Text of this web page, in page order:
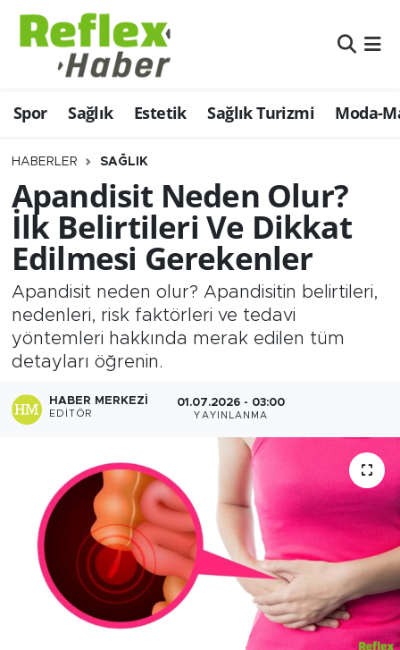
Spor Sağlık Estetik Sağlık Turizmi Moda-
HABERLER SAĞLIK
Apandisit Neden Olur?
İlk Belirtileri Ve Dikkat
Edilmesi Gerekenler
Apandisit neden olur? Apandisitin belirtileri,
nedenleri, risk faktörleri ve tedavi
yöntemleri hakkında merak edilen tüm
detayları öğrenin.
HABER MERKEZI
EDITÖR
01.07.2026 - 03:00
YAYINLANMA
Eğitim
Estetik
Firmalardan
Güncel
İş ve Ekonomi
Moda-Magazin-Eğlence
Sağlık
Spor
Teknoloji
Nöbetçi Eczaneler
Hava Durumu
Namaz Vakitleri
Trafik Durumu
Şampiyonlar Ligi Puan Durumu ve Fikstür
Tüm Manşetler
Son Dakika Haberleri